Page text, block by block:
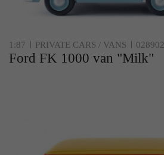
1:87 PRIVATE CARS / VANS 028902
Ford FK 1000 van "Milk"